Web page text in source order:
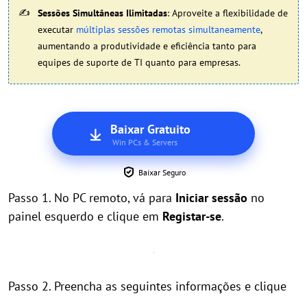
Sessões Simultâneas Ilimitadas: Aproveite a flexibilidade de
executar múltiplas sessões remotas simultaneamente,
aumentando a produtividade e eficiência tanto para
equipes de suporte de TI quanto para empresas.
Baixar Gratuito
Win PCs & Servers
Baixar Seguro
Passo 1. No PC remoto, vá para Iniciar sessão no
painel esquerdo e clique em Registar-se.
Passo 2. Preencha as seguintes informações e clique